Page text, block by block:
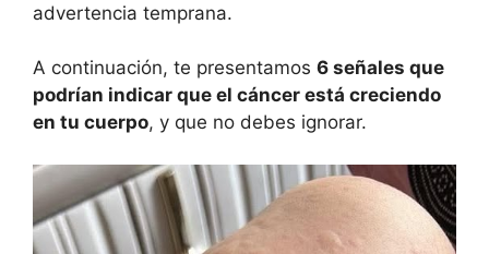
advertencia temprana.
A continuación, te presentamos 6 señales que
podrían indicar que el cáncer está creciendo
en tu cuerpo, y que no debes ignorar.